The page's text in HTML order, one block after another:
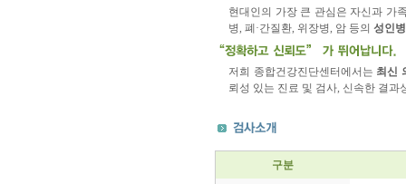
현대인의 가장 큰 관심은 자신과 가
병, 폐·간질환, 위장병, 암 등의 성인
저희 종합건강진단센터에서는 최신
뢰성 있는 진료 및 검사, 신속한 결
구분